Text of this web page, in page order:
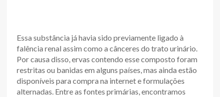
Essa substância já havia sido previamente ligado à
falência renal assim como a cânceres do trato urinário.
Por causa disso, ervas contendo esse composto foram
restritas ou banidas em alguns países, mas ainda estão
disponíveis para compra na internet e formulações
alternadas. Entre as fontes primárias, encontramos